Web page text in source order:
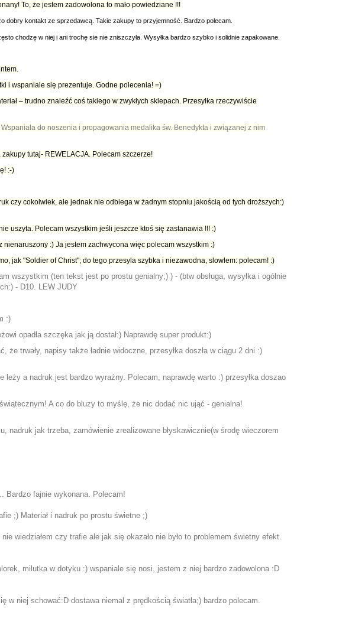
To, że jestem zadowolona to mało powiedziane !!!
dobry kontakt ze sprzedawcą. Takie zakupy to przyjemność. Bardzo polecam.
chodzę w niej i ani trochę sie nie zniszczyła. Wysyłka bardzo szybko i solidnie zapakowane.
i wspaniale się prezentuje. Godne polecenia! =)
– trudno znaleźć coś takiego w zwykłych sklepach. Przesyłka rzeczywiście
do noszenia i propagowania medalika św. Benedykta i związanej z nim
tutaj- REWELACJA. Polecam szczerze!
:-)
czy cokolwiek, ale jednak nie odbiega w żadnym stopniu jakością od tych droższych:)
uszyta. Polecam wszystkim jeśli jeszcze ktoś się zastanawia !!! :)
:) Ja jestem zachwycona więc polecam wszystkim :)
jak "Soldier of Christ"; do tego przesyla szybka i niezawodna, slowlem: polecam! :)
wszystkim (ten tekst jest po prostu genialny;) ) - (btw obsługa, wysyłka i ogólnie
- D10. LEW JUDY
:)
opadła szczęka jak ją dostał:) Naprawdę super produkt:)
trwały, napisy także ładnie widoczne, przesyłka doszła w ciągu 2 dni :)
leży a nadruk jest bardzo wyraźny. Polecam, naprawdę warto :) przesyłka doszao
A co do bluzy to myślę, że nic dodać nic ująć - genialna!
nadruk jak trzeba, zamówienie zrealizowane błyskawicznie(w środę wieczorem
Bardzo fajnie wykonana. Polecam!
;) Materiał i nadruk po prostu świetne ;)
wiedziałem czy trafie ale jak się okazało nie było to problemem świetny efekt.
milutka w dotyku :) wspaniale się nosi, jestem z niej bardzo zadowolona :D
w niej schować:D dostawa niemal z prędkością światła;) bardzo polecam.